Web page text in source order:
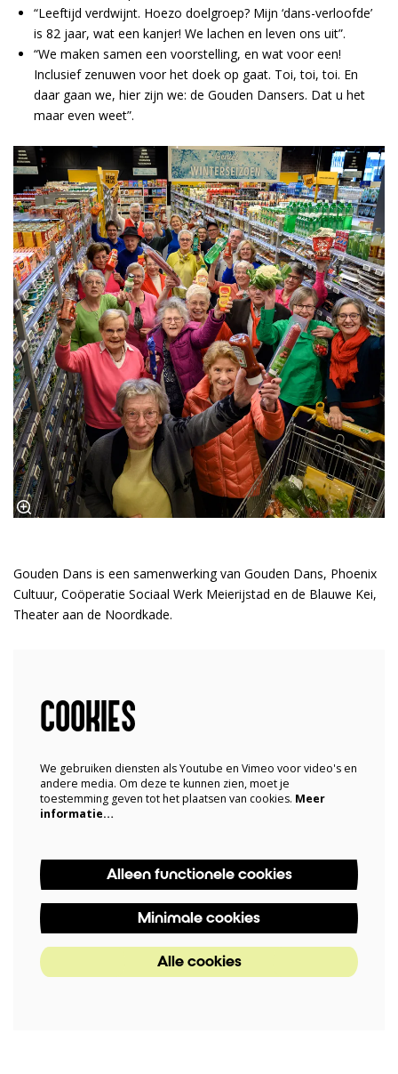
“Leeftijd verdwijnt. Hoezo doelgroep? Mijn ‘dans-verloofde’
is 82 jaar, wat een kanjer! We lachen en leven ons uit”.
“We maken samen een voorstelling, en wat voor een!
Inclusief zenuwen voor het doek op gaat. Toi, toi, toi. En
daar gaan we, hier zijn we: de Gouden Dansers. Dat u het
maar even weet”.
Gouden Dans is een samenwerking van Gouden Dans, Phoenix
Cultuur, Coöperatie Sociaal Werk Meierijstad en de Blauwe Kei,
Theater aan de Noordkade.
COOKIES
We gebruiken diensten als Youtube en Vimeo voor video's en
andere media. Om deze te kunnen zien, moet je
toestemming geven tot het plaatsen van cookies. Meer
informatie…
Alleen functionele cookies
Minimale cookies
Alle cookies